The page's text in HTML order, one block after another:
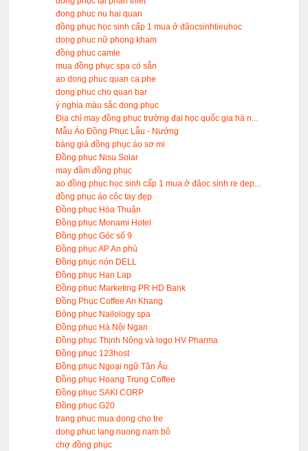
đong phuc nu hai quan
đồng phục học sinh cấp 1 mua ở đâocsinhtieuhoc
dong phuc nữ phong kham
đồng phuc camle
mua đồng phục spa có sẳn
ao dong phuc quan ca phe
dong phuc cho quan bar
ý nghia màu sắc dong phục
Địa chỉ may đồng phục trường đại học quốc gia hà n...
Mẫu Áo Đồng Phục Lẫu - Nướng
bàng giá đồng phục áo sơ mi
Đồng phục Nisu Solar
may đầm đồng phục
ao đồng phục học sinh cấp 1 mua ở đâoc sinh re dep...
đồng phục áo cộc tay đẹp
Đồng phục Hòa Thuận
Đồng phục Monami Hotel
Đồng phục Góc số 9
Đồng phục AP An phú
Đồng phục nón DELL
Đồng phục Han Lap
Đồng phuc Marketing PR HD Bank
Đồng Phục Coffee An Khang
Đông phục Nailology spa
Đồng phục Hà Nội Ngan
Đồng phục Thịnh Nông và logo HV Pharma
Đồng phục 123host
Đồng phục Ngoại ngữ Tân Âu
Đồng phục Hoang Trung Coffee
Đồng phục SAKI CORP
Đồng phục G20
trang phuc mua dong cho tre
dong phuc lang nuong nam bô
chợ đồng phục